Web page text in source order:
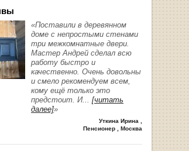
«Поставили в деревянном
доме с непростыми стенами
три межкомнатные двери.
Мастер Андрей сделал всю
работу быстро и
качественно. Очень довольны
и смело рекомендуем всем,
кому ещё только это
предстоит. И... [читать
далее]»
Уткина Ирина ,
Пенсионер , Москва